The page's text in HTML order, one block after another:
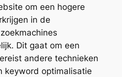
om een hogere
in de
Dit gaat om een
andere technieken
keyword optimalisatie